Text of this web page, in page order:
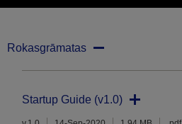
Rokasgrāmatas
Startup Guide (v1.0)